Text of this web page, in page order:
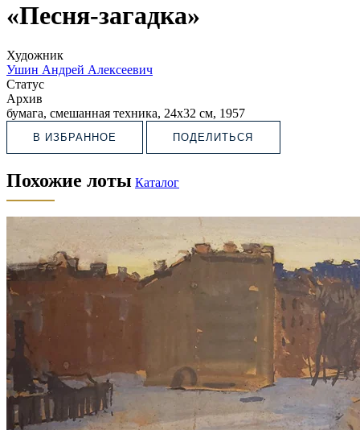
«Песня-загадка»
Художник
Ушин Андрей Алексеевич
Статус
Архив
бумага, смешанная техника, 24х32 см, 1957
В ИЗБРАННОЕ ПОДЕЛИТЬСЯ
Похожие лоты Каталог